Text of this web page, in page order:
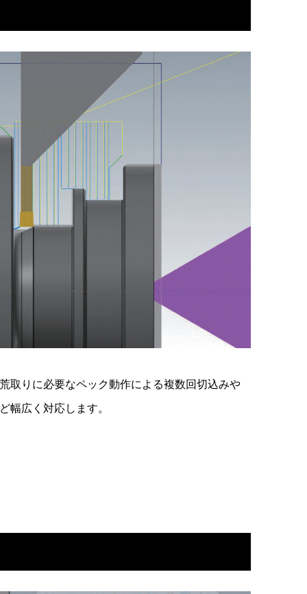
取りに必要なペック動作による複数回切込みや
幅広く対応します。